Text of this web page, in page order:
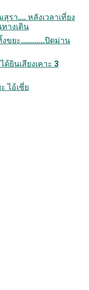
า.... หลังเวลาเที่ยง
างเดิน
ขยะ............ปิดม่าน
ยินเสียงเคาะ 3
ไอ้เชี่ย